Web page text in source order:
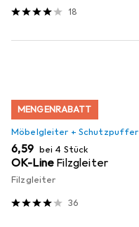
18
MENGENRABATT
Möbelgleiter + Schutzpuffer
EUR
6,59 bei 4 Stück
OK-Line Filzgleiter
Filzgleiter
36